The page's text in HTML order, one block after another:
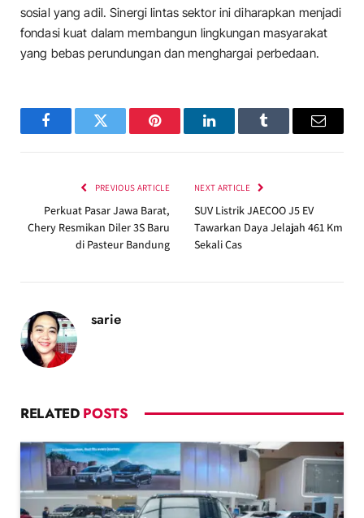
sosial yang adil. Sinergi lintas sektor ini diharapkan menjadi
fondasi kuat dalam membangun lingkungan masyarakat
yang bebas perundungan dan menghargai perbedaan.
FacebookTwitter Pinterest LinkedInTumblr Email
PREVIOUS ARTICLE
Perkuat Pasar Jawa Barat,
Chery Resmikan Diler 3S Baru
di Pasteur Bandung
NEXT ARTICLE
SUV Listrik JAECOO J5 EV
Tawarkan Daya Jelajah 461 Km
Sekali Cas
sarie
RELATED POSTS